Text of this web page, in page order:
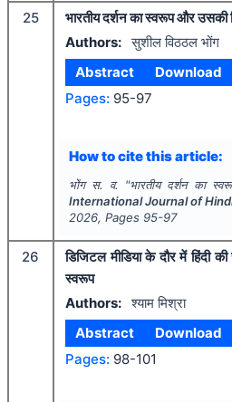
25
भारतीय दर्शन का स्वरूप और उसकी
Authors: सुशील विठठल भोंग
Abstract
Download
Pages: 95-97
How to cite this article:
भोंग स. व. "भारतीय दर्शन का
International Journal of
2026, Pages 95-97
26
डिजिटल मीडिया के दौर में हिंदी
स्वरूप
Authors: श्याम मिश्रा
Abstract
Download
Pages: 98-101